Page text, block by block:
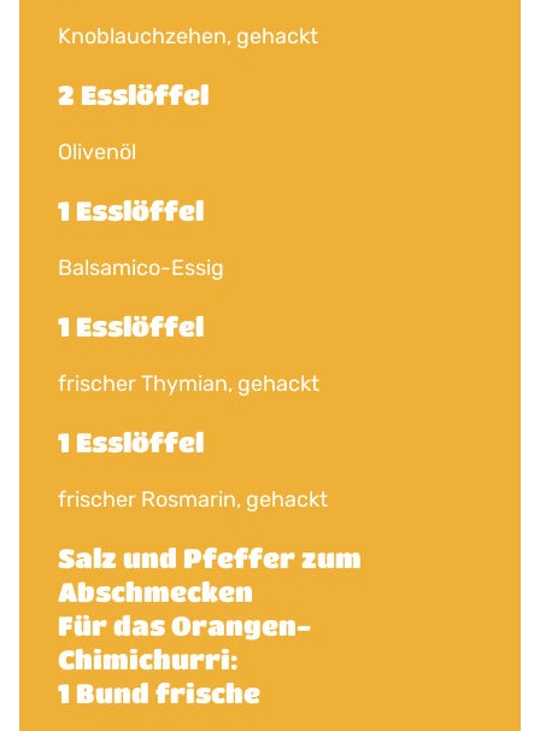
Knoblauchzehen, gehackt
2 Esslöffel
Olivenöl
1 Esslöffel
Balsamico-Essig
1 Esslöffel
frischer Thymian, gehackt
1 Esslöffel
frischer Rosmarin, gehackt
Salz und Pfeffer zum
Abschmecken
Für das Orangen-
Chimichurri:
1 Bund frische